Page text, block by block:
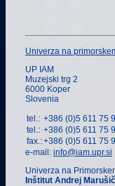
Univerza na
UP IAM
Muzejski trg 2
6000 Koper
Slovenia
tel.: +386 (0)5 611 75
tel.: +386 (0)5 611 75
fax.:+386 (0)5 611 75
e-mail: info@iam.upr.si
Univerza na
Inštitut Andrej